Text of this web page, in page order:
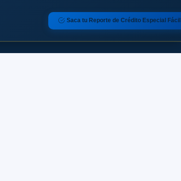
Saca tu Reporte de Crédito Especial Fácil